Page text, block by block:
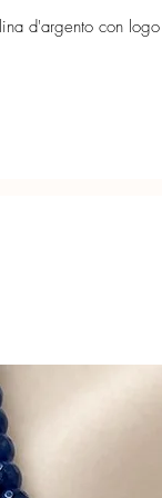
d'argento con